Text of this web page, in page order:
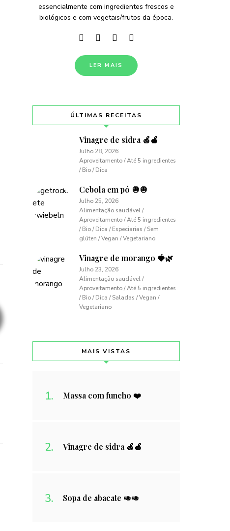
essencialmente com ingredientes frescos e
biológicos e com vegetais/frutos da época.
LER MAIS
ÚLTIMAS RECEITAS
Vinagre de sidra 🍏🍎
Julho 28, 2026
Aproveitamento / Até 5 ingredientes
/ Bio / Dica
Cebola em pó 🧅🧅
Julho 25, 2026
Alimentação saudável /
Aproveitamento / Até 5 ingredientes
/ Bio / Dica / Especiarias / Sem
glúten / Vegan / Vegetariano
Vinagre de morango 🍓🌿
Julho 23, 2026
Alimentação saudável /
Aproveitamento / Até 5 ingredientes
/ Bio / Dica / Saladas / Vegan /
Vegetariano
MAIS VISTAS
Massa com funcho ❤️
Vinagre de sidra 🍏🍎
Sopa de abacate 🥑🥑